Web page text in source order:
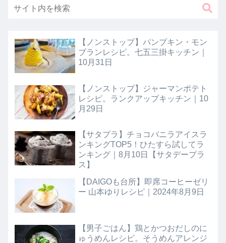
【ノンストップ】パンプキン・モン
ブランレシピ。七五三掛キッチン｜
10月31日
【ノンストップ】ジャーマンポテト
レシピ。ランクアップキッチン｜10
月29日
【サタプラ】チョコバニラアイスラ
ンキングTOP5！ひたすら試してラ
ンキング｜8月10日【サタデープラ
ス】
【DAIGOも台所】即席コーヒーゼリ
ー 山本ゆりレシピ｜2024年8月9日
【男子ごはん】鶏とかつおだしのに
ゅうめんレシピ。そうめんアレンジ